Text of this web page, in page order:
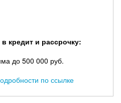
кредит и рассрочку:
до 500 000 руб.
по ссылке